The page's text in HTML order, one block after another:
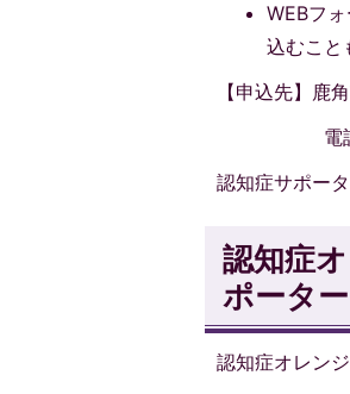
WEBフ
込むこと
【申込先】鹿
電話：
認知症サポー
認知症
ポータ
認知症オレン